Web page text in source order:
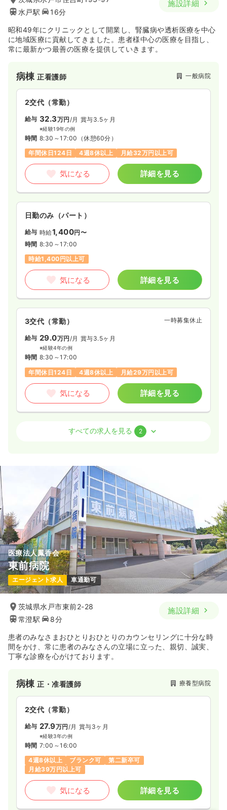
水戸駅
16分
施設詳細
昭和49年にクリニックとして開業し、腎臓病や透析医療を中心
に地域医療に貢献してきました。患者様中心の医療を目指し、
常に最新かつ最善の医療を提供していきます。
病棟正看護師 一般病院
2交代（常勤）
給与 32.3万円 /月 賞与3.5ヶ月
※経験19年の例
時間 8:30～17:00 （休憩60分）
年間休日124日
4週8休以上 月給32万円以上可
気になる 詳細を見る
日勤のみ（パート）
給与 時給1,400円〜
時間 8:30～17:00
時給1,400円以上可
気になる 詳細を見る
3交代（常勤） 一時募集休止
給与 29.0万円/月 賞与3.5ヶ月
※経験4年の例
時間 8:30～17:00
年間休日124日
4週8休以上 月給29万円以上可
気になる 詳細を見る
正・准看護師
/月 賞与3.5ヶ月
※経験5年の例
8:30～17:00（休憩60分）
日祝休み
年間休日124日
4週8休以上
月給35万円以上可
気になる 詳細を見る
日勤のみ（パート）
給与 時給1,450円
時間 8:30～17:00（休憩60分）
日祝休み
時給1,600円以上可
気になる 詳細を見る
すべての求人を見る 2
医療法人鳳香会
東前病院
エージェント求人 車通勤可
茨城県水戸市東前2-28
常澄駅
8分
施設詳細
患者のみなさまおひとりおひとりのカウンセリングに十分な時
間をかけ、常に患者のみなさんの立場に立った、親切、誠実、
丁寧な診療を心がけております。
病棟正・准看護師 療養型病院
2交代（常勤）
給与 27.9万円 /月 賞与3ヶ月
※経験3年の例
時間 7:00～16:00
4週8休以上
ブランク可
第二新卒可
月給39万円以上可
気になる 詳細を見る